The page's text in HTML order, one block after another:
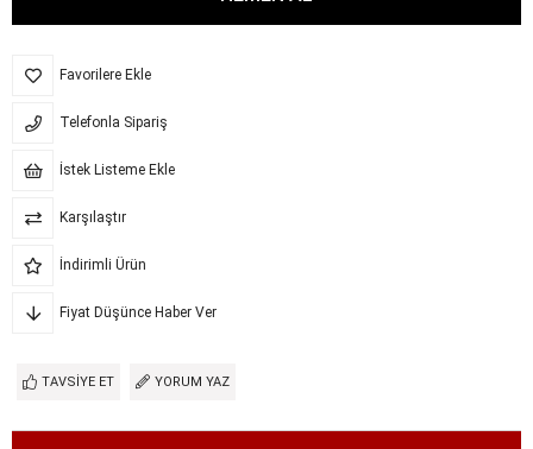
Favorilere Ekle
Telefonla Sipariş
İstek Listeme Ekle
Karşılaştır
İndirimli Ürün
Fiyat Düşünce Haber Ver
TAVSIYE ET YORUM YAZ